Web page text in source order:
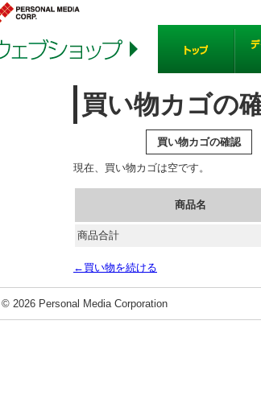
買い物カゴの
買い物カゴの確認
現在、買い物カゴは空です。
商品名
商品合計
←買い物を続ける
© 2026 Personal Media Corporation